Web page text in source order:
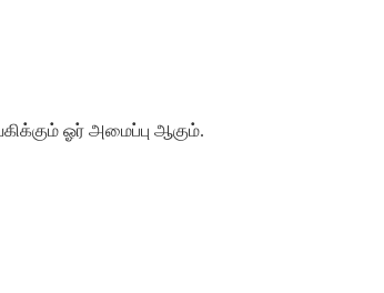
ஓர் அமைப்பு ஆகும்.